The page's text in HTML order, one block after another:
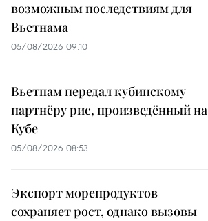
возможным последствиям для
Вьетнама
05/08/2026 09:10
Вьетнам передал кубинскому
партнёру рис, произведённый на
Кубе
05/08/2026 08:53
Экспорт морепродуктов
сохраняет рост, однако вызовы